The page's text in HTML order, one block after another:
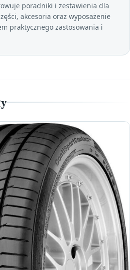
poradniki i zestawienia dla
akcesoria oraz wyposażenie
praktycznego zastosowania i